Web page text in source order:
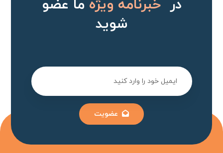
درخبرنامه ویژهما عضو
شوید
عضویت